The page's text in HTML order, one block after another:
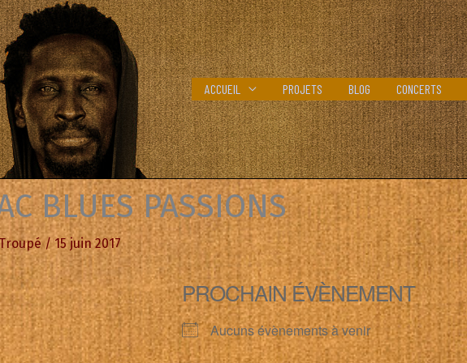
ACCUEIL PROJETS BLOG CONCERTS
BLUES PASSIONS
/15 juin 2017
PROCHAIN ÉVÈNEMENT
Aucuns évènements à venir